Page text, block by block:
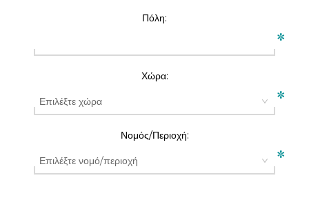
Πόλη:
*
Χώρα:
*
Νομός/Περιοχή:
*